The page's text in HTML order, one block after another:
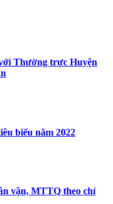
Thường trực Huyện
biểu năm 2022
vận, MTTQ theo chỉ